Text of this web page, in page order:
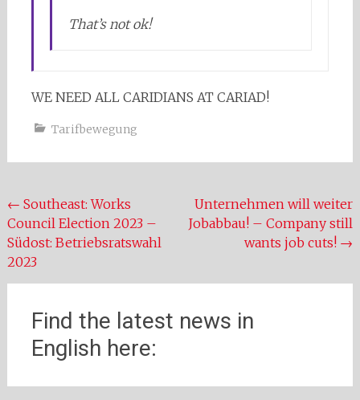
That’s not ok!
WE NEED ALL CARIDIANS AT CARIAD!
Tarifbewegung
Beitragsnavigation
← Southeast: Works
Council Election 2023 –
Südost: Betriebsratswahl
2023
Unternehmen will weiter
Jobabbau! – Company still
wants job cuts! →
Find the latest news in
English here: